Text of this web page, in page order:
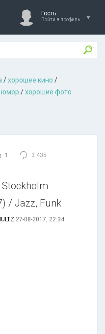
Гость
Войти в профиль
/хорошее кино /
юмор /хорошие фото
1
3 435
/ Jazz, Funk
27-08-2017, 22:34